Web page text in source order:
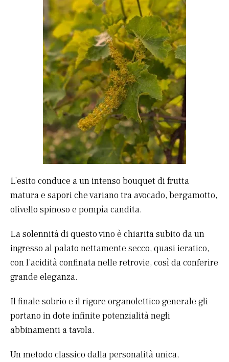
L’esito conduce a un intenso bouquet di frutta
matura e sapori che variano tra avocado, bergamotto,
olivello spinoso e pompìa candita.
La solennità di questo vino è chiarita subito da un
ingresso al palato nettamente secco, quasi ieratico,
con l’acidità confinata nelle retrovie, così da conferire
grande eleganza.
Il finale sobrio e il rigore organolettico generale gli
portano in dote infinite potenzialità negli
abbinamenti a tavola.
Un metodo classico dalla personalità unica,